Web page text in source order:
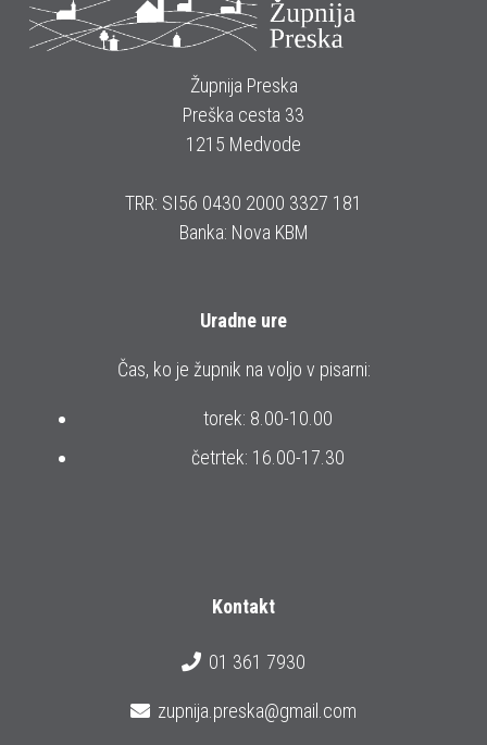
Župnija Preska
Preška cesta 33
1215 Medvode
TRR: SI56 0430 2000 3327 181
Banka: Nova KBM
Uradne ure
Čas, ko je župnik na voljo v pisarni:
torek: 8.00-10.00
četrtek: 16.00-17.30
Kontakt
01 361 7930
zupnija.preska@gmail.com